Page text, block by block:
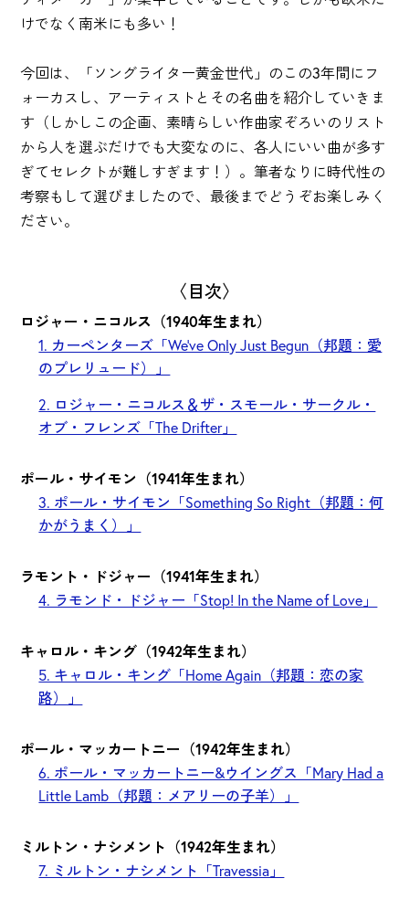
けでなく南米にも多い！
今回は、「ソングライター黄金世代」のこの3年間にフ
ォーカスし、アーティストとその名曲を紹介していきま
す（しかしこの企画、素晴らしい作曲家ぞろいのリスト
から人を選ぶだけでも大変なのに、各人にいい曲が多す
ぎてセレクトが難しすぎます！）。筆者なりに時代性の
考察もして選びましたので、最後までどうぞお楽しみく
ださい。
〈目次〉
ロジャー・ニコルス（1940年生まれ）
1. カーペンターズ「We've Only Just Begun（邦題：愛
のプレリュード）」
2. ロジャー・ニコルス＆ザ・スモール・サークル・
オブ・フレンズ「The Drifter」
ポール・サイモン（1941年生まれ）
3. ポール・サイモン「Something So Right（邦題：何
かがうまく）」
ラモント・ドジャー（1941年生まれ）
4. ラモンド・ドジャー「Stop! In the Name of Love」
キャロル・キング（1942年生まれ）
5. キャロル・キング「Home Again（邦題：恋の家
路）」
ポール・マッカートニー（1942年生まれ）
6. ポール・マッカートニー&ウイングス「Mary Had a
Little Lamb（邦題：メアリーの子羊）」
ミルトン・ナシメント（1942年生まれ）
7. ミルトン・ナシメント「Travessia」